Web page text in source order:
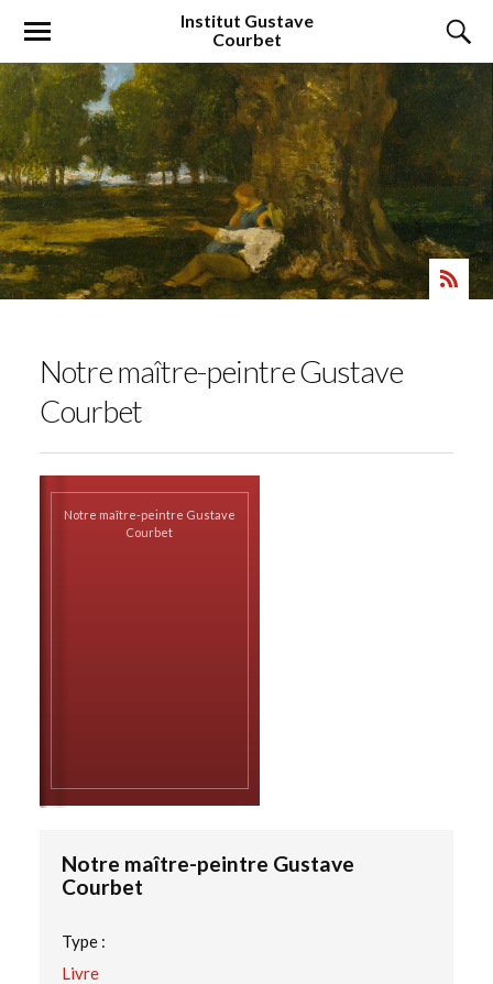
Institut Gustave
Courbet
Notre maître-peintre Gustave
Courbet
Notre maître-peintre Gustave
Courbet
Notre maître-peintre Gustave
Courbet
Type :
Livre